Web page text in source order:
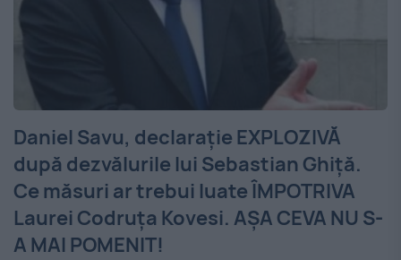
Daniel Savu, declarație EXPLOZIVĂ
după dezvălurile lui Sebastian Ghiță.
Ce măsuri ar trebui luate ÎMPOTRIVA
Laurei Codruța Kovesi. AȘA CEVA NU S-
A MAI POMENIT!